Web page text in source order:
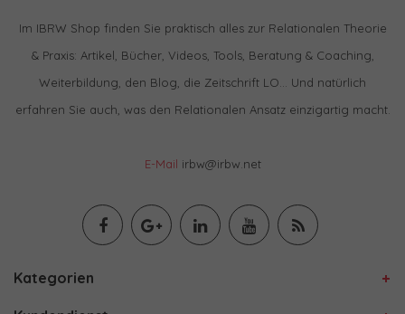
Im IBRW Shop finden Sie praktisch alles zur Relationalen Theorie
& Praxis: Artikel, Bücher, Videos, Tools, Beratung & Coaching,
Weiterbildung, den Blog, die Zeitschrift LO… Und natürlich
erfahren Sie auch, was den Relationalen Ansatz einzigartig macht.
E-Mail irbw@irbw.net
Kategorien